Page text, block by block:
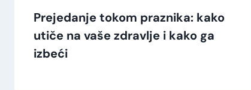
Prejedanje tokom praznika: kako
utiče na vaše zdravlje i kako ga
izbeći